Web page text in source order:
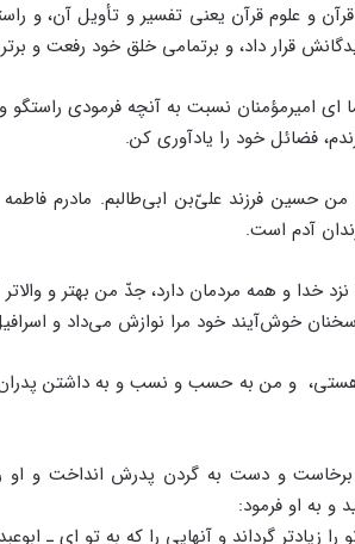
قرآن و علوم قرآن یعنی تفسیر و تأویل آن، و
قرار داد، و برتمامی خلق خود رفعت و
امیرمؤمنان نسبت به آنچه فرمودی
فضائل خود را یادآوری کن.
فرزند علیّ‌بن ابی‌طالبم. مادرم فاطمه
آدم است.
خدا و همه مردمان دارد، جدّ من بهتر و
خوش‌آیند خود مرا نوازش می‌داد و
هستی، ‌ و من به حسب و نسب و به داشتن پدران
و دست به گردن پدرش انداخت و او
به او فرمود:‌
گرداند و آنهایی را که به تو ای ـ